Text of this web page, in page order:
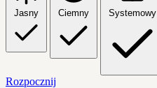
Jasny Ciemny Systemowy
Rozpocznij